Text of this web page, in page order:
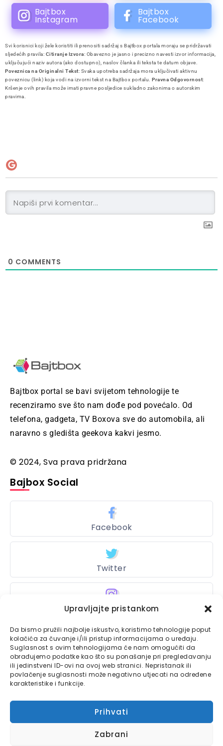
Upravljajte pristankom
Da bismo pružili najbolje iskustvo, koristimo tehnologije poput
kolačića za čuvanje i/ili pristup informacijama o uređaju.
Suglasnost s ovim tehnologijama će nam omogućiti da
obrađujemo podatke kao što su ponašanje pri pregledavanju
ili jedinstveni ID-ovi na ovoj web stranici. Nepristanak ili
povlačenje suglasnosti može negativno utjecati na određene
karakteristike i funkcije.
Prihvati
Zabrani
Bajtbox
Instagram
Bajtbox
Facebook
Svi korisnici koji žele koristiti ili prenositi sadržaj s Bajtbox portala moraju se pridržavati
sljedećih pravila: Citiranje Izvora: Obavezno je jasno i precizno navesti izvor informacija,
uključujući naziv autora (ako dostupno), naslov članka ili teksta te datum objave.
Poveznica na Originalni Tekst: Svaka upotreba sadržaja mora uključivati aktivnu
poveznicu (link) koja vodi na izvorni tekst na Bajtbox portalu. Pravna Odgovornost:
Kršenje ovih pravila može imati pravne posljedice sukladno zakonima o autorskim
pravima.
0 COMMENTS
Bajtbox portal se bavi svijetom tehnologije te
recenziramo sve što nam dođe pod povećalo. Od
telefona, gadgeta, TV Boxova sve do automobila, ali
naravno s gledišta geekova kakvi jesmo.
© 2024, Sva prava pridržana
Bajbox Social
Facebook
Twitter
Instagram
Bajtbox
Linkovi
Kontaktirajte nas
Impressum
Bajtbox koristi
usluge.